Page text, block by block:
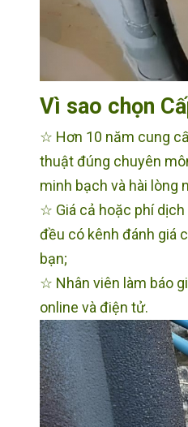
Vì sao chọn
☆ Hơn 10 năm cung
thuật đúng chuyên
minh bạch và hài lòng
☆ Giá cả hoặc phí
đều có kênh đánh giá
bạn;
☆ Nhân viên làm báo
online và điện tử.